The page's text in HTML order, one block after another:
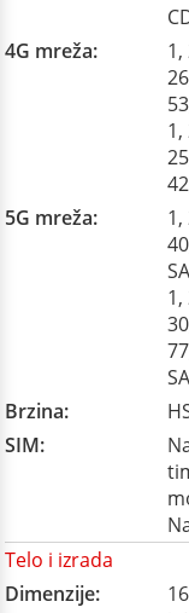
4G mreža:
1,
1,
5G mreža:
1,
1,
Brzina:
SIM:
Telo i izrada
Dimenzije: